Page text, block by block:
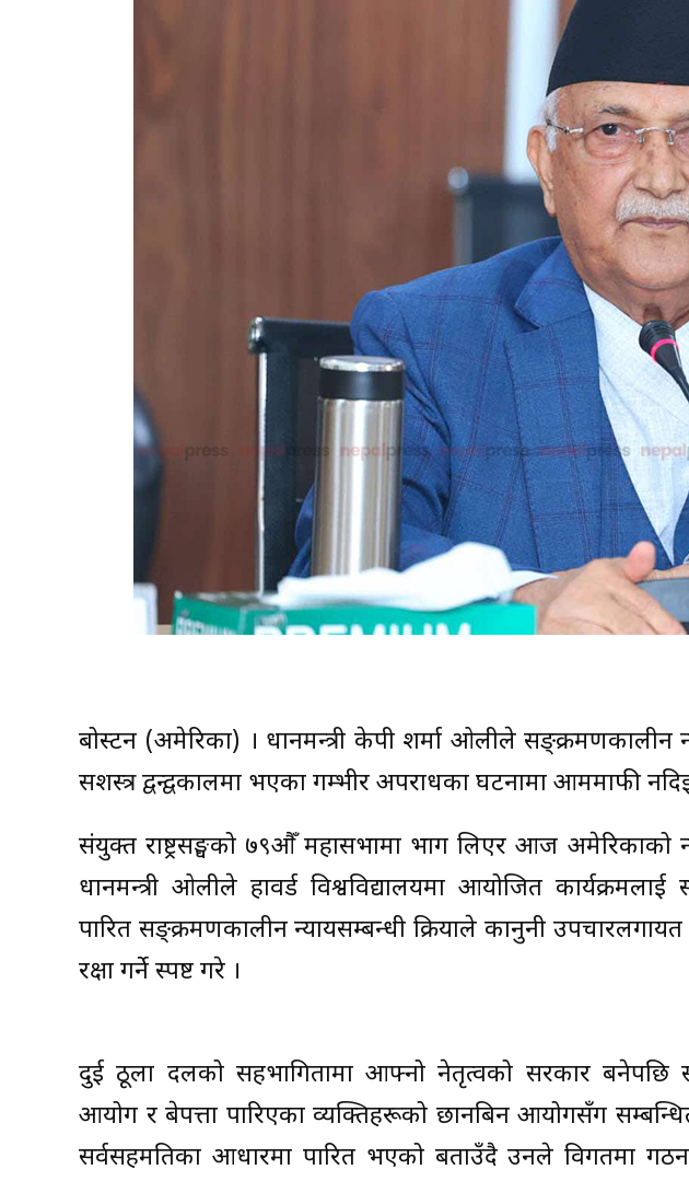
बोस्टन (अमेरिका) । प्रधानमन्त्री केपी शर्मा ओलीले सङ्क्रमणकालीन
सशस्त्र द्वन्द्वकालमा भएका गम्भीर अपराधका घटनामा आममाफी
संयुक्त राष्ट्रसङ्घको ७९औँ महासभामा भाग लिएर आज अमेरिकाको
प्रधानमन्त्री ओलीले हावर्ड विश्वविद्यालयमा आयोजित
पारित सङ्क्रमणकालीन न्यायसम्बन्धी प्रक्रियाले कानुनी
रक्षा गर्ने स्पष्ट गरे ।
दुई ठूला दलको सहभागितामा आफ्नो नेतृत्वको सरकार बनेपछि
आयोग र बेपत्ता पारिएका व्यक्तिहरूको छानबिन आयोगसँग
सर्वसहमतिका आधारमा पारित भएको बताउँदै उनले विगतमा